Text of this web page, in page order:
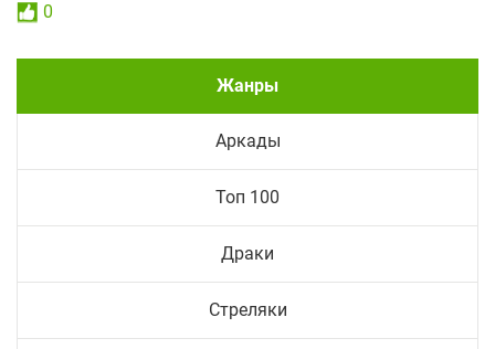
0
Жанры
Аркады
Топ 100
Драки
Стреляки